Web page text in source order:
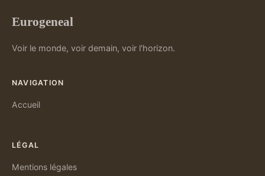
Eurogeneal
Voir le monde, voir demain, voir l'horizon.
NAVIGATION
Accueil
LÉGAL
Mentions légales